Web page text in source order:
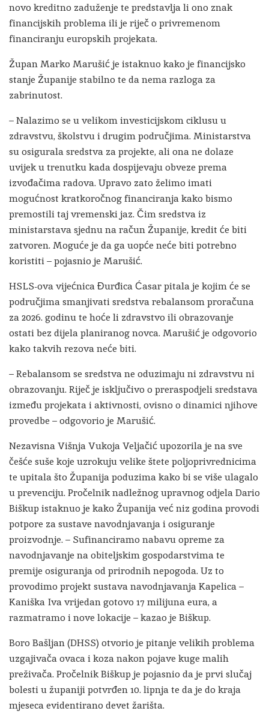
novo kreditno zaduženje te predstavlja li ono znak
financijskih problema ili je riječ o privremenom
financiranju europskih projekata.
Župan Marko Marušić je istaknuo kako je financijsko
stanje Županije stabilno te da nema razloga za
zabrinutost.
– Nalazimo se u velikom investicijskom ciklusu u
zdravstvu, školstvu i drugim područjima. Ministarstva
su osigurala sredstva za projekte, ali ona ne dolaze
uvijek u trenutku kada dospijevaju obveze prema
izvođačima radova. Upravo zato želimo imati
mogućnost kratkoročnog financiranja kako bismo
premostili taj vremenski jaz. Čim sredstva iz
ministarstava sjednu na račun Županije, kredit će biti
zatvoren. Moguće je da ga uopće neće biti potrebno
koristiti – pojasnio je Marušić.
HSLS-ova vijećnica Đurđica Ćasar pitala je kojim će se
područjima smanjivati sredstva rebalansom proračuna
za 2026. godinu te hoće li zdravstvo ili obrazovanje
ostati bez dijela planiranog novca. Marušić je odgovorio
kako takvih rezova neće biti.
– Rebalansom se sredstva ne oduzimaju ni zdravstvu ni
obrazovanju. Riječ je isključivo o preraspodjeli sredstava
između projekata i aktivnosti, ovisno o dinamici njihove
provedbe – odgovorio je Marušić.
Nezavisna Višnja Vukoja Veljačić upozorila je na sve
češće suše koje uzrokuju velike štete poljoprivrednicima
te upitala što Županija poduzima kako bi se više ulagalo
u prevenciju. Pročelnik nadležnog upravnog odjela Dario
Biškup istaknuo je kako Županija već niz godina provodi
potpore za sustave navodnjavanja i osiguranje
proizvodnje. – Sufinanciramo nabavu opreme za
navodnjavanje na obiteljskim gospodarstvima te
premije osiguranja od prirodnih nepogoda. Uz to
provodimo projekt sustava navodnjavanja Kapelica –
Kaniška Iva vrijedan gotovo 17 milijuna eura, a
razmatramo i nove lokacije – kazao je Biškup.
Boro Bašljan (DHSS) otvorio je pitanje velikih problema
uzgajivača ovaca i koza nakon pojave kuge malih
preživača. Pročelnik Biškup je pojasnio da je prvi slučaj
bolesti u županiji potvrđen 10. lipnja te da je do kraja
mjeseca evidentirano devet žarišta.